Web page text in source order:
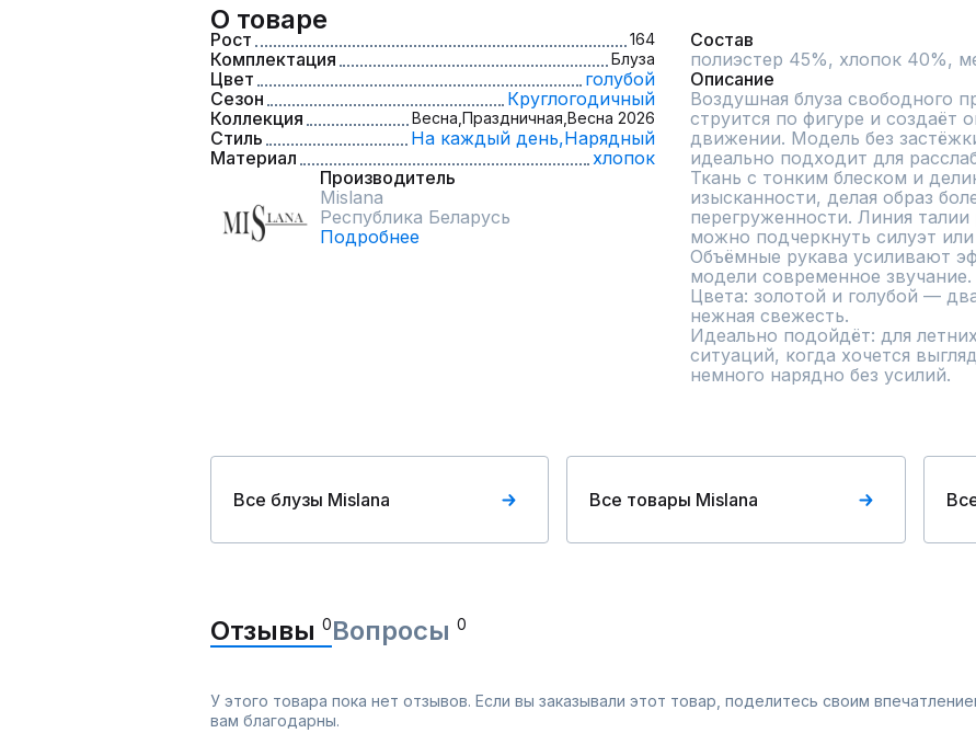
О товаре
Рост 164
Комплектация Блуза
Цвет
голубой
Сезон
Круглогодичный
Коллекция
Весна, Праздничная, Весна 2026
Стиль На каждый день,Нарядный
Материал
хлопок
Производитель
Mislana
Республика Беларусь
Подробнее
Состав
полиэстер 45%, хлопок 40%,
Описание
Воздушная блуза свободного
струится по фигуре и создаёт
движении. Модель без
идеально подходит для
Ткань с тонким блеском и
изысканности, делая образ
перегруженности. Линия талии
можно подчеркнуть силуэт
Объёмные рукава усиливают
модели современное звучание.
Цвета: золотой и голубой —
нежная свежесть.
Идеально подойдёт: для
ситуаций, когда хочется
немного нарядно без усилий.
Все блузы Mislana Все товары Mislana
Отзывы 0Вопросы 0
У этого товара пока нет отзывов. Если вы заказывали этот товар, поделитесь своим
вам благодарны.